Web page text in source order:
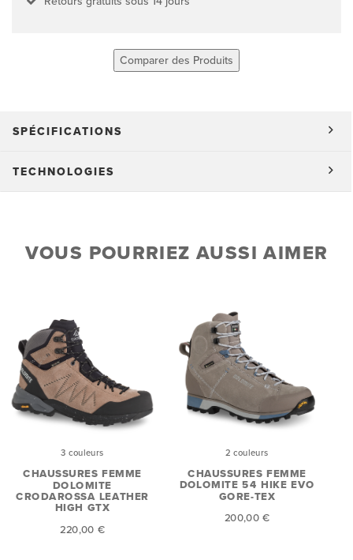
Comparer des Produits
SPÉCIFICATIONS
TECHNOLOGIES
VOUS POURRIEZ AUSSI AIMER
3 couleurs
CHAUSSURES FEMME
DOLOMITE
CRODAROSSA LEATHER
HIGH GTX
220,00 €
2 couleurs
CHAUSSURES FEMME
DOLOMITE 54 HIKE EVO
GORE-TEX
200,00 €